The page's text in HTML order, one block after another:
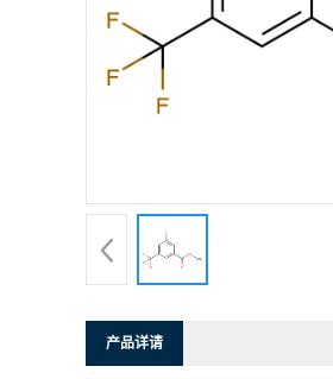
产品详请